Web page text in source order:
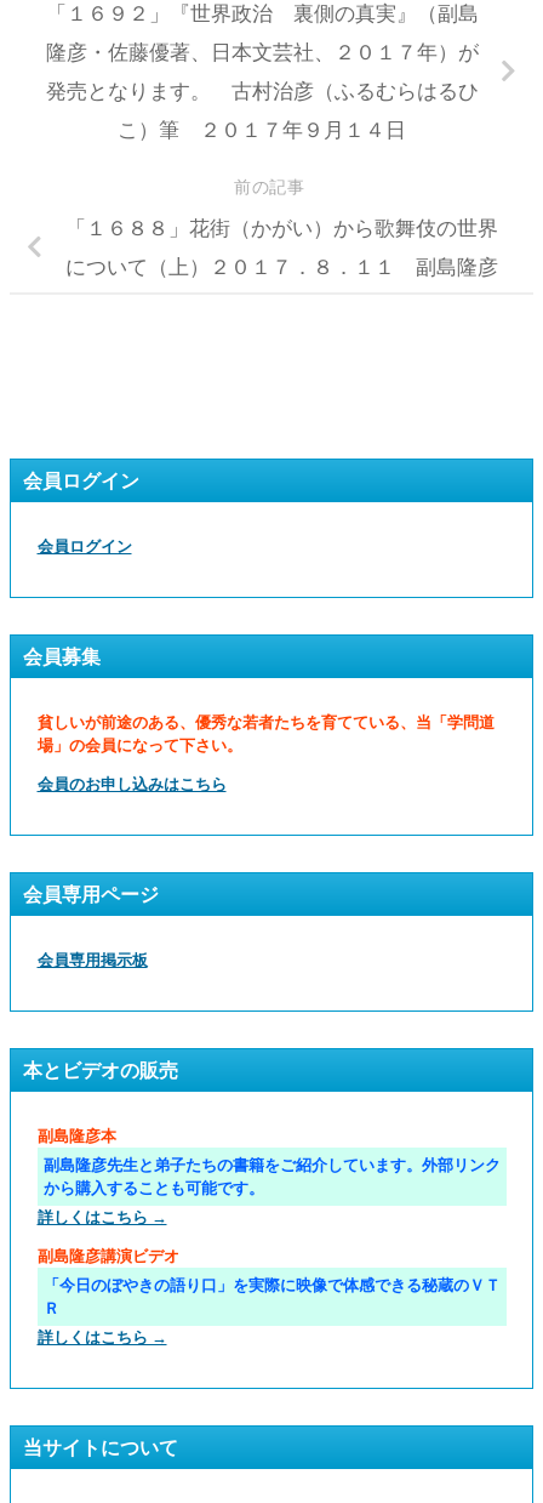
「１６９２」『世界政治 裏側の真実』（副島
隆彦・佐藤優著、日本文芸社、２０１７年）が
発売となります。 古村治彦（ふるむらはるひ
こ）筆 ２０１７年９月１４日
前の記事
「１６８８」花街（かがい）から歌舞伎の世界
について（上）２０１７．８．１１ 副島隆彦
会員ログイン
会員ログイン
会員募集
貧しいが前途のある、優秀な若者たちを育てている、当「学問道
場」の会員になって下さい。
会員のお申し込みはこちら
会員専用ページ
会員専用掲示板
本とビデオの販売
副島隆彦本
副島隆彦先生と弟子たちの書籍をご紹介しています。外部リンク
から購入することも可能です。
詳しくはこちら →
副島隆彦講演ビデオ
「今日のぼやきの語り口」を実際に映像で体感できる秘蔵のＶＴ
Ｒ
詳しくはこちら →
当サイトについて